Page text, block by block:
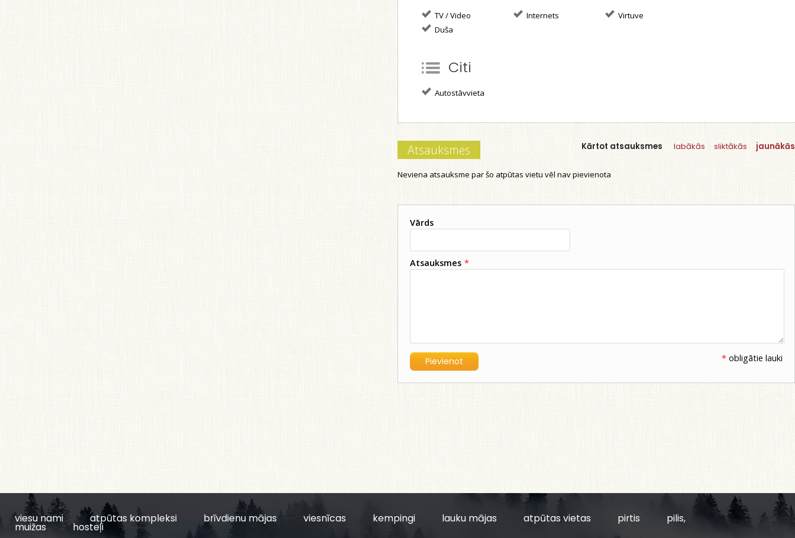
TV / Video Internets
Virtuve
Duša
Citi
Autostāvvieta
Kārtot atsauksmes labākās sliktākās jaunākās
Atsauksmes
Neviena atsauksme par šo atpūtas vietu vēl nav pievienota
Vārds
Atsauksmes *
* obligātie lauki
viesu nami atpūtas kompleksi brīvdienu mājas viesnīcas kempingi lauku mājas atpūtas vietas pirtis pilis,
muižas hosteļi